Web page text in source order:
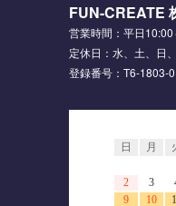
FUN-CREATE
営業時間：平日
定休日：水、土、日
登録番号：T6-1803-